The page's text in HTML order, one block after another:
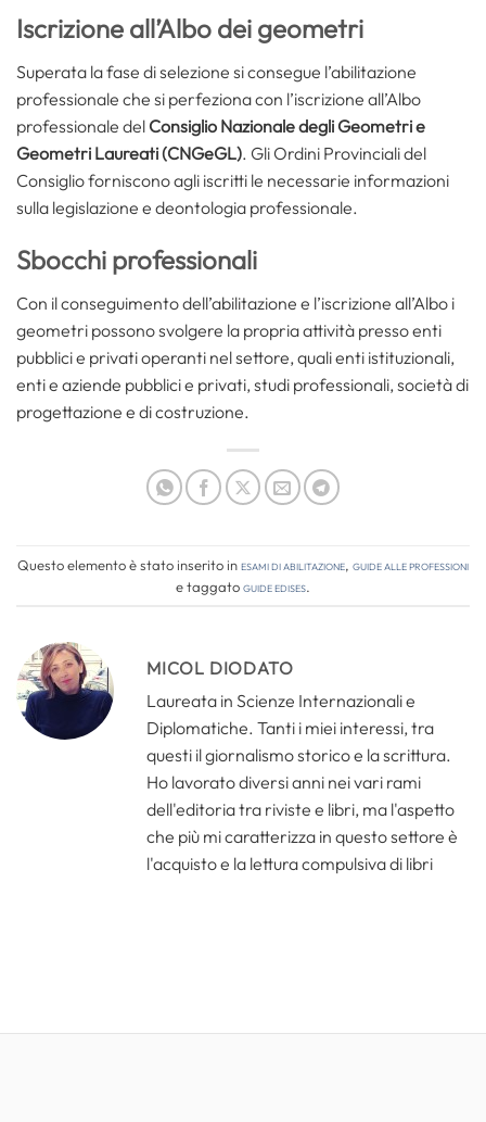
Iscrizione all’Albo dei geometri
Superata la fase di selezione si consegue l’abilitazione
professionale che si perfeziona con l’iscrizione all’Albo
professionale del Consiglio Nazionale degli Geometri e
Geometri Laureati (CNGeGL). Gli Ordini Provinciali del
Consiglio forniscono agli iscritti le necessarie informazioni
sulla legislazione e deontologia professionale.
Sbocchi professionali
Con il conseguimento dell’abilitazione e l’iscrizione all’Albo i
geometri possono svolgere la propria attività presso enti
pubblici e privati operanti nel settore, quali enti istituzionali,
enti e aziende pubblici e privati, studi professionali, società di
progettazione e di costruzione.
Questo elemento è stato inserito inEsami di abilitazione, Guide alle professioni
e taggatoguide edises.
MICOL DIODATO
Laureata in Scienze Internazionali e
Diplomatiche. Tanti i miei interessi, tra
questi il giornalismo storico e la scrittura.
Ho lavorato diversi anni nei vari rami
dell'editoria tra riviste e libri, ma l'aspetto
che più mi caratterizza in questo settore è
l'acquisto e la lettura compulsiva di libri